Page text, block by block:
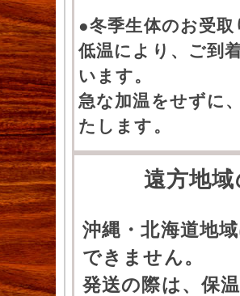
●冬季生体のお受
低温により、ご到
います。
急な加温をせずに
たします。
遠方地
沖縄・北海道地
できません。
発送の際は、保